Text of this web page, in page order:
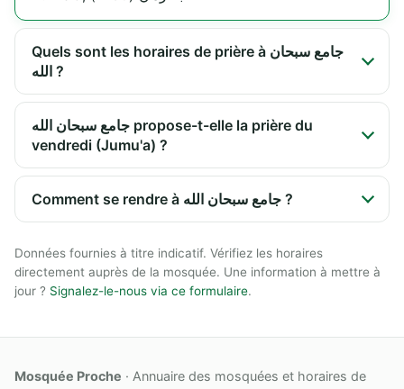
Quels sont les horaires de prière à جامع سبحان
الله ?
جامع سبحان الله propose-t-elle la prière du
vendredi (Jumu'a) ?
Comment se rendre à جامع سبحان الله ?
Données fournies à titre indicatif. Vérifiez les horaires
directement auprès de la mosquée. Une information à mettre à
jour ? Signalez-le-nous via ce formulaire.
Mosquée Proche · Annuaire des mosquées et horaires de